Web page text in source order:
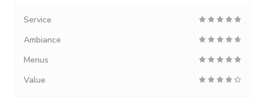
Service
Ambiance
Menus
Value